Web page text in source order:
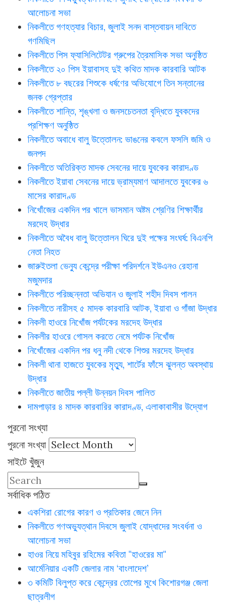
আলোচনা সভা
নিকলীতে গণহত্যার বিচার, জুলাই সনদ বাস্তবায়ন দাবিতে
গণমিছিল
নিকলীতে পিস ফ্যাসিলিটেটর গ্রুপের ত্রৈমাসিক সভা অনুষ্ঠিত
নিকলীতে ২০ পিস ইয়াবাসহ দুই কথিত মাদক কারবারি আটক
নিকলীতে ৮ বছরের শিশুকে ধর্ষণের অভিযোগে তিন সন্তানের
জনক গ্রেপ্তার
নিকলীতে শান্তি, শৃঙ্খলা ও জনসচেতনতা বৃদ্ধিতে যুবকদের
প্রশিক্ষণ অনুষ্ঠিত
নিকলীতে অবাধে বালু উত্তোলন: ভাঙনের কবলে ফসলি জমি ও
জনপদ
নিকলীতে অতিরিক্ত মাদক সেবনের দায়ে যুবকের কারাদণ্ড
নিকলীতে ইয়াবা সেবনের দায়ে ভ্রাম্যমাণ আদালতে যুবকের ৬
মাসের কারাদণ্ড
নিখোঁজের একদিন পর খালে ভাসমান অষ্টম শ্রেণির শিক্ষার্থীর
মরদেহ উদ্ধার
নিকলীতে অবৈধ বালু উত্তোলন ঘিরে দুই পক্ষের সংঘর্ষ: বিএনপি
নেতা নিহত
জারুইতলা ভেন্যু কেন্দ্রে পরীক্ষা পরিদর্শনে ইউএনও রেহানা
মজুমদার
নিকলীতে পরিচ্ছন্নতা অভিযান ও জুলাই শহীদ দিবস পালন
নিকলীতে নারীসহ ৫ মাদক কারবারি আটক, ইয়াবা ও গাঁজা উদ্ধার
নিকলী হাওরে নিখোঁজ পর্যটকের মরদেহ উদ্ধার
নিকলীর হাওরে গোসল করতে নেমে পর্যটক নিখোঁজ
নিখোঁজের একদিন পর ধনু নদী থেকে শিশুর মরদেহ উদ্ধার
নিকলী থানা হাজতে যুবকের মৃত্যু, শার্টের ফাঁসে ঝুলন্ত অবস্থায়
উদ্ধার
নিকলীতে জাতীয় পল্লী উন্নয়ন দিবস পালিত
দামপাড়ার ৪ মাদক কারবারির কারাদণ্ড, এলাকাবাসীর উদ্যোগ
পুরনো সংখ্যা
পুরনো সংখ্যা
সাইটে খুঁজুন
সর্বাধিক পঠিত
একশিরা রোগের কারণ ও প্রতিকার জেনে নিন
নিকলীতে গণঅভ্যুত্থান দিবসে জুলাই যোদ্ধাদের সংবর্ধনা ও
আলোচনা সভা
হাওর নিয়ে মহিবুর রহিমের কবিতা "হাওরের মা"
আর্মেনিয়ার একটি জেলার নাম ‘বাংলাদেশ’
৩ কমিটি বিলুপ্ত করে কেন্দ্রের তোপের মুখে কিশোরগঞ্জ জেলা
ছাত্রলীগ